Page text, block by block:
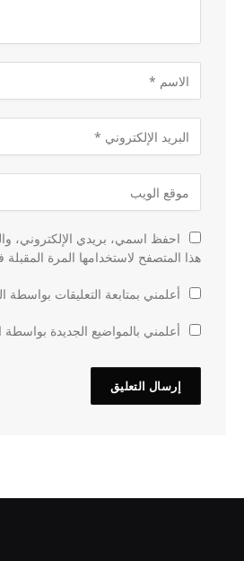
احفظ اسمي، بريدي الإلكتروني،
هذا المتصفح لاستخدامها المرة
أعلمني بمتابعة التعليقات بواسطة
أعلمني بالمواضيع الجديدة بواسطة